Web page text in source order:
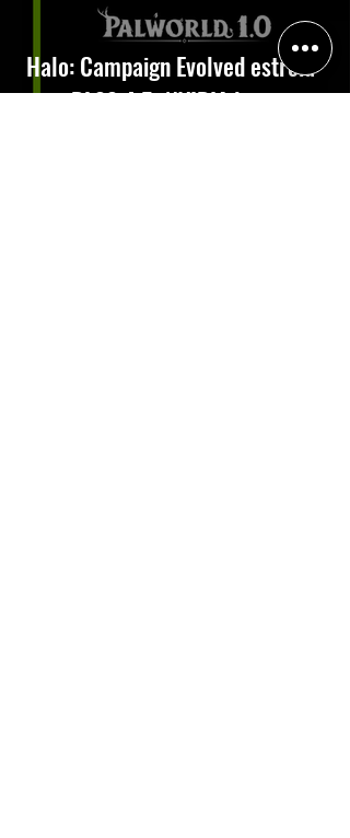
Halo: Campaign Evolved estreia
com DLSS 4.5; NVIDIA lança novo